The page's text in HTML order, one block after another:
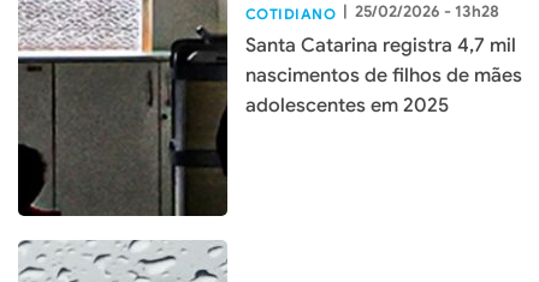
COTIDIANO | 25/02/2026 - 13h28
Santa Catarina registra 4,7 mil
nascimentos de filhos de mães
adolescentes em 2025